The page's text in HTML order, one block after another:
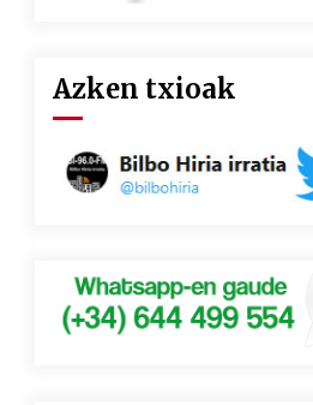
Azken txioak